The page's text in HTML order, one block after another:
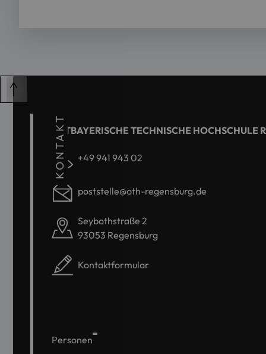
KONTAKT
OSTBAYERISCHE TECHNISCHE HOCHSCHULE
+49 941 943 02
poststelle@oth-regensburg.de
Seybothstraße 2
93053 Regensburg
Kontaktformular
Personen